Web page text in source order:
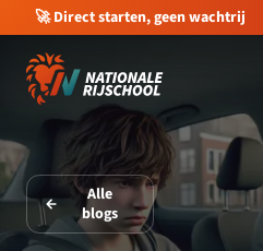
🚀 Direct starten, geen wachtrij
Alle
blogs